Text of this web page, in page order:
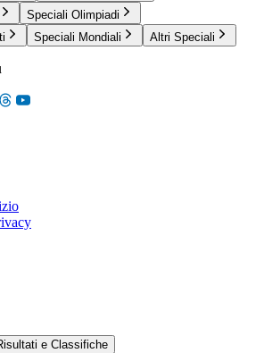
Speciali Olimpiadi
Speciali Mondiali Altri Speciali
e Classifiche